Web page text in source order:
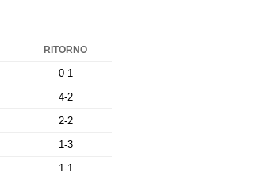
RITORNO
0-1
4-2
2-2
1-3
1-1